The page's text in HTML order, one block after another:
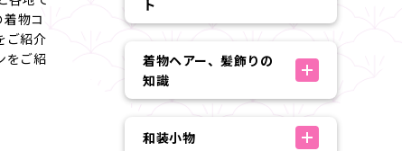
物コ
ご紹介
をご紹
ト
着物ヘアー、髪飾りの
知識
和装小物